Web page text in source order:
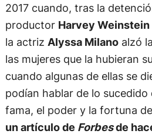
2017 cuando, tras la
productor Harvey Weinstein
la actriz Alyssa Milanoalzó
las mujeres que la hubieran
cuando algunas de ellas se
podían hablar de lo
fama, el poder y la fortuna
un artículo de Forbesde